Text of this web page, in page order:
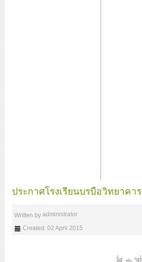
ประกาศโรงเรียนบรบือวิทยาคาร
Written byadministrator
Created: 02 April 2015